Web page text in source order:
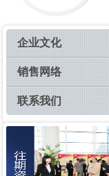
企业文化
销售网络
联系我们